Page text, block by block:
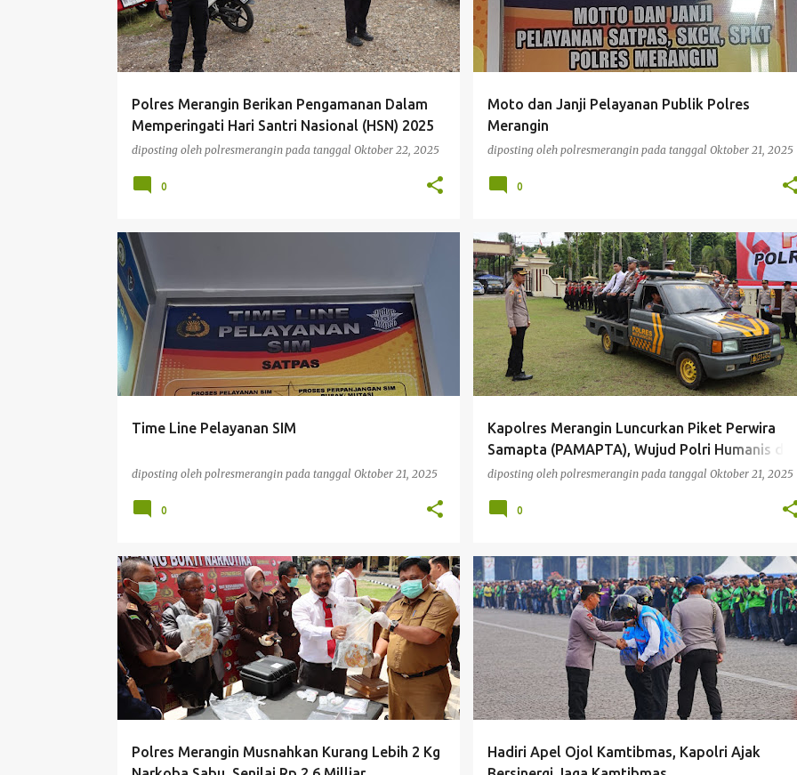
Polres Merangin Berikan Pengamanan Dalam
Memperingati Hari Santri Nasional (HSN) 2025
diposting oleh polresmerangin pada tanggal Oktober 22, 2025
0
Moto dan Janji Pelayanan Publik Polres
Merangin
diposting oleh polresmerangin pada tanggal Oktober 21, 2025
0
Time Line Pelayanan SIM
diposting oleh polresmerangin pada tanggal Oktober 21, 2025
PELAYANAN
0
Kapolres Merangin Luncurkan Piket Perwira
Samapta (PAMAPTA), Wujud Polri Humanis dan
Responsif
diposting oleh polresmerangin pada tanggal Oktober 21, 2025
BERITA
0
Polres Merangin Musnahkan Kurang Lebih 2 Kg
BERITA
Hadiri Apel Ojol Kamtibmas, Kapolri Ajak
NASIONAL